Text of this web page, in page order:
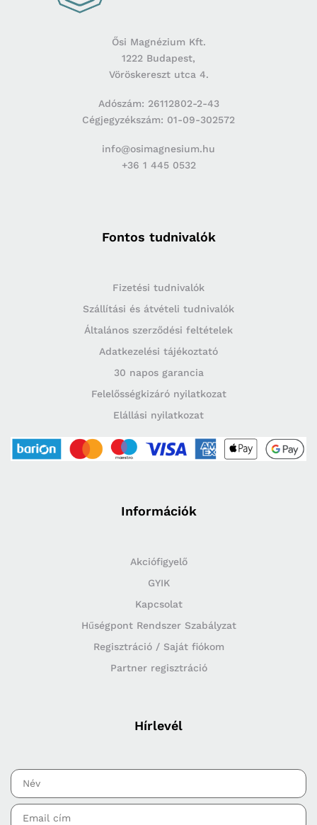
Ősi Magnézium Kft.
1222 Budapest,
Vöröskereszt utca 4.
Adószám: 26112802-2-43
Cégjegyzékszám: 01-09-302572
info@osimagnesium.hu
+36 1 445 0532
Fontos tudnivalók
Fizetési tudnivalók
Szállítási és átvételi tudnivalók
Általános szerződési feltételek
Adatkezelési tájékoztató
30 napos garancia
Felelősségkizáró nyilatkozat
Elállási nyilatkozat
Információk
Akciófigyelő
GYIK
Kapcsolat
Hűségpont Rendszer Szabályzat
Regisztráció / Saját fiókom
Partner regisztráció
Hírlevél